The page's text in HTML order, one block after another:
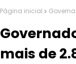
Página inicial
mais de